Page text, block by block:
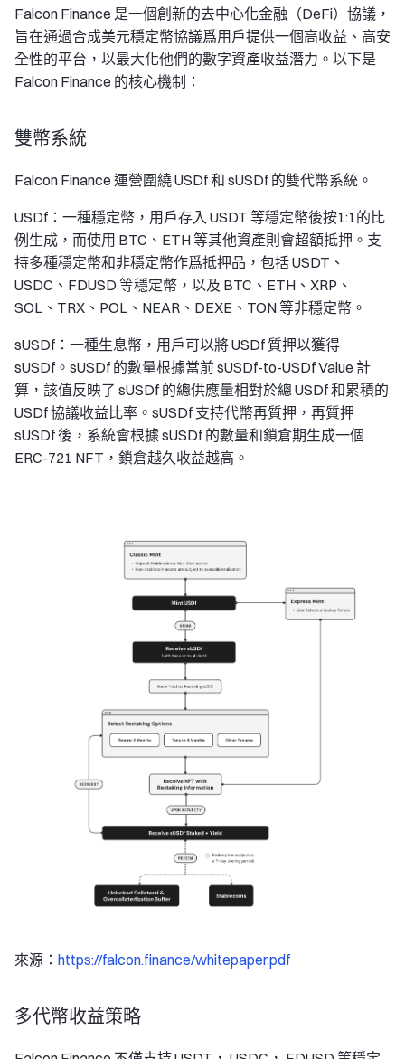
Falcon Finance 是一個創新的去中心化金融（DeFi）協議，
旨在通過合成美元穩定幣協議爲用戶提供一個高收益、高安
全性的平台，以最大化他們的數字資產收益潛力。以下是
Falcon Finance 的核心機制：
雙幣系統
Falcon Finance 運營圍繞 USDf 和 sUSDf 的雙代幣系統。
USDf：一種穩定幣，用戶存入 USDT 等穩定幣後按1:1的比
例生成，而使用 BTC、ETH 等其他資產則會超額抵押。支
持多種穩定幣和非穩定幣作爲抵押品，包括 USDT、
USDC、FDUSD 等穩定幣，以及 BTC、ETH、XRP、
SOL、TRX、POL、NEAR、DEXE、TON 等非穩定幣。
sUSDf：一種生息幣，用戶可以將 USDf 質押以獲得
sUSDf。sUSDf 的數量根據當前 sUSDf-to-USDf Value 計
算，該值反映了 sUSDf 的總供應量相對於總 USDf 和累積的
USDf 協議收益比率。sUSDf 支持代幣再質押，再質押
sUSDf 後，系統會根據 sUSDf 的數量和鎖倉期生成一個
ERC-721 NFT，鎖倉越久收益越高。
來源： https://falcon.finance/whitepaper.pdf
多代幣收益策略